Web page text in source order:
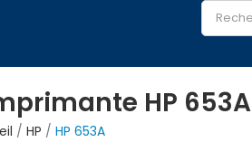
HP 653A
HP
HP 653A